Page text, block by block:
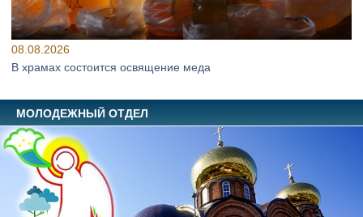
08.08.2026
В храмах состоится освящение меда
МОЛОДЕЖНЫЙ ОТДЕЛ